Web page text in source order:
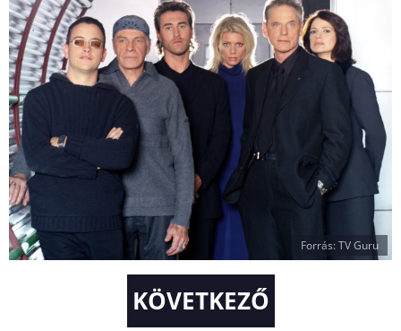
Forrás: TV Guru
KÖVETKEZŐ